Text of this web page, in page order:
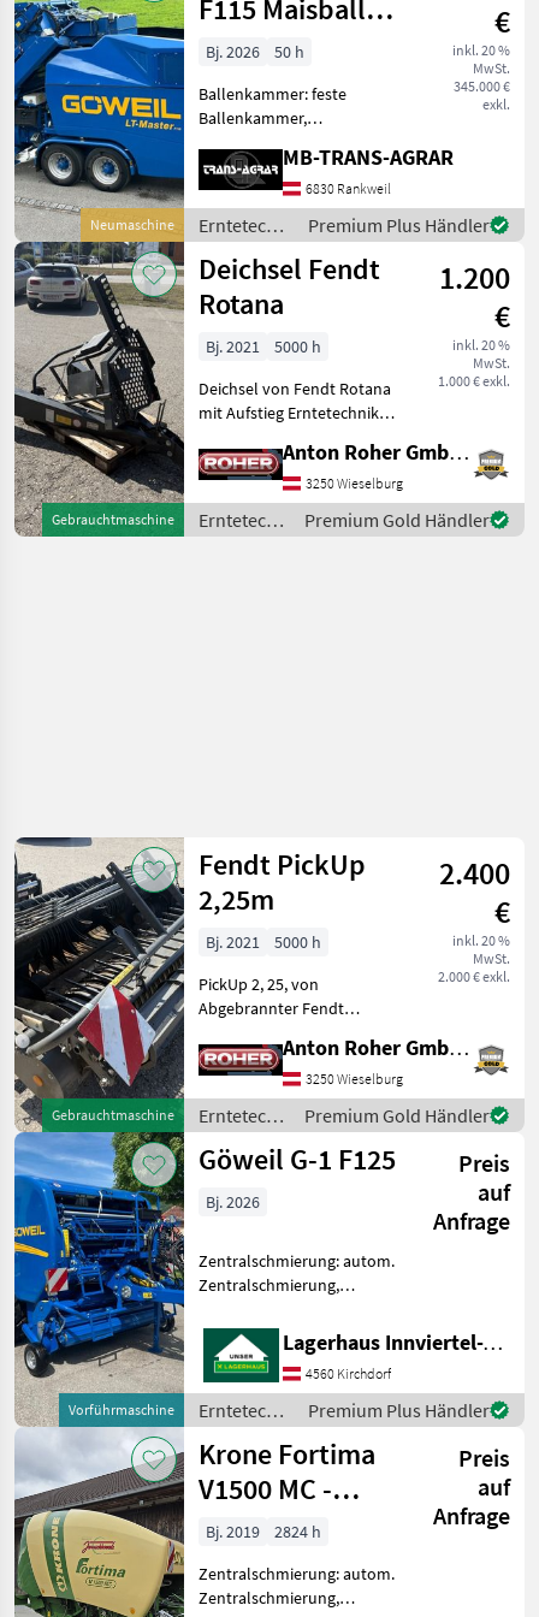
Neumaschine
F115 Maisballen
Presse
€
inkl. 20 %
MwSt.
345.000 €
exkl.
Bj. 2026
50 h
Ballenkammer: feste
Ballenkammer,
Zentralschmierung: autom.
Zentralschmierung Göweil
Master F115 – Maximale
Effizienz beim Pressen und
Wickeln
MB-TRANS-AGRAR
6830 Rankweil
Erntetechnik
Grünland /
Göweil
Premium Plus Händler
Gebrauchtmaschine
Deichsel Fendt
Rotana
1.200
€
inkl. 20 %
MwSt.
1.000 € exkl.
Bj. 2021
5000 h
Deichsel von Fendt Rotana
mit Aufstieg Erntetechnik
Rundballenpressen
Anton Roher GmbH (ACA Center Roher)
3250 Wieselburg
Erntetechnik
Grünland /
Premium Gold Händler
Gebrauchtmaschine
Fendt PickUp
2,25m
2.400
€
inkl. 20 %
MwSt.
2.000 € exkl.
Bj. 2021
5000 h
PickUp 2, 25, von
Abgebrannter Fendt
dem Preis nicht dabei.
Erntetechnik Grünland
Rundballenpressen
Anton Roher GmbH (ACA Center Roher)
3250 Wieselburg
Erntetechnik
Grünland /
Fendt
Premium Gold Händler
Vorführmaschine
Göweil G-1 F125
Preis
auf
Anfrage
Bj. 2026
Zentralschmierung: autom.
Zentralschmierung,
Ballenkammer,
Rollenniederhalter,
Schneidwerk Load Sensing,
Zinkenreihen:6,
Kunststoffabstreifer, Doppe
Lagerhaus Innviertel-Traunviertel-Urfahr eGen, Kirchdorf
4560 Kirchdorf
Erntetechnik
Grünland /
Göweil
Premium Plus Händler
Krone Fortima
V1500 MC -
Privatverkauf
Preis
auf
Anfrage
Bj. 2019
2824 h
Zentralschmierung: autom.
Zentralschmierung,